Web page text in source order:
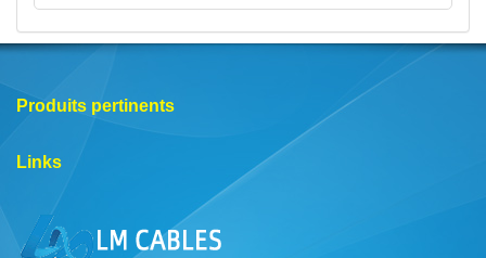
Produits pertinents
Links